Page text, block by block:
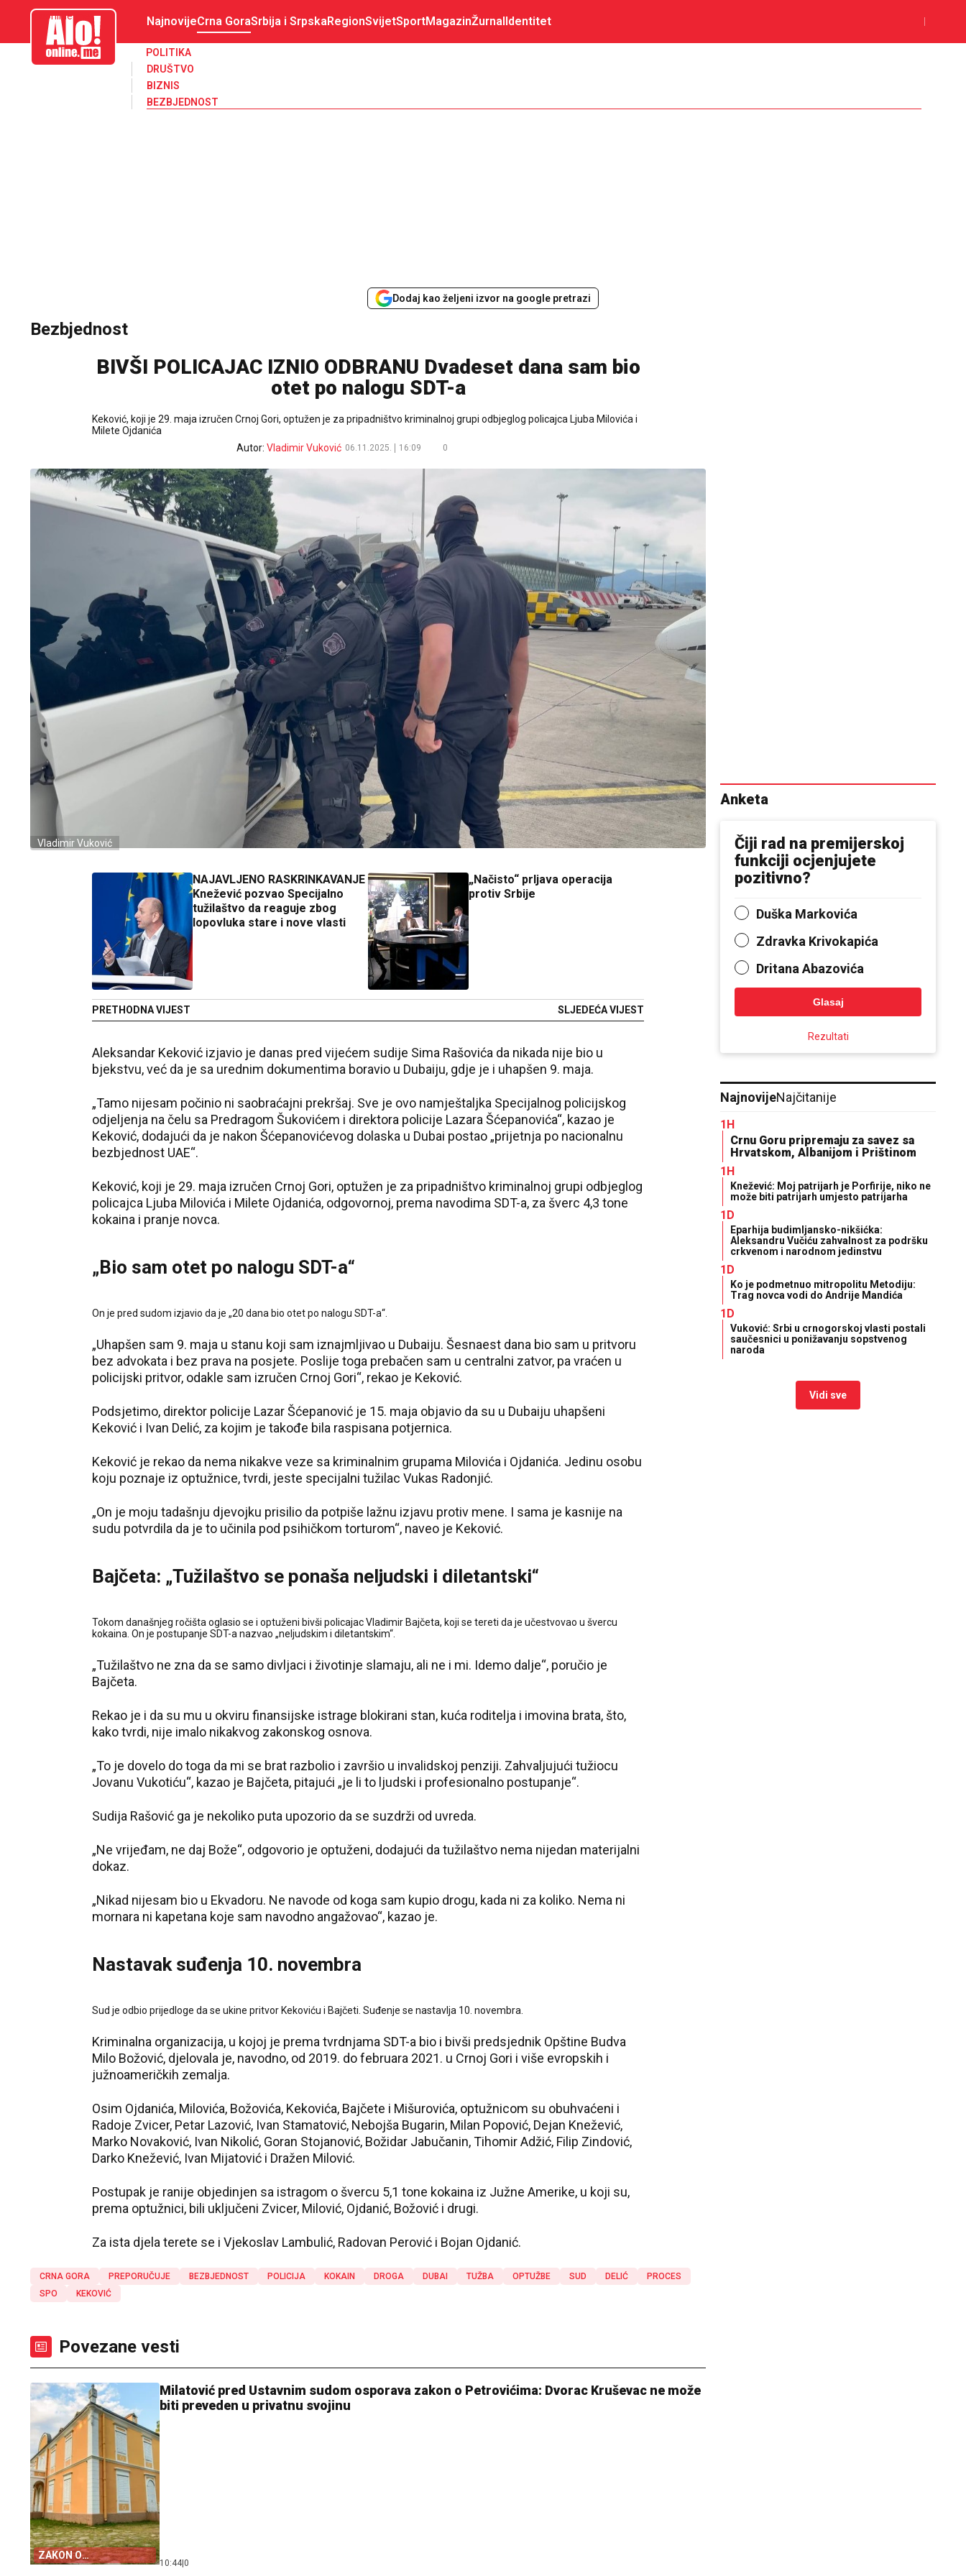
aloonline.me NajnovijeCrna GoraSrbija i SrpskaRegionSvijetSportMagazinŽurnalIdentitet
POLITIKA
DRUŠTVO
BIZNIS
BEZBJEDNOST
Dodaj kao željeni izvor na google pretrazi
Bezbjednost
BIVŠI POLICAJAC IZNIO ODBRANU Dvadeset dana sam bio
otet po nalogu SDT-a
Keković, koji je 29. maja izručen Crnoj Gori, optužen je za pripadništvo kriminalnoj grupi odbjeglog policajca Ljuba Milovića i
Milete Ojdanića
Autor: Vladimir Vuković 06.11.2025. 16:09 0
Vladimir Vuković
NAJAVLJENO RASKRINKAVANJE
Knežević pozvao Specijalno
tužilaštvo da reaguje zbog
lopovluka stare i nove vlasti
PRETHODNA VIJEST
„Načisto“ prljava operacija
protiv Srbije
SLJEDEĆA VIJEST
Aleksandar Keković izjavio je danas pred vijećem sudije Sima Rašovića da nikada nije bio u
bjekstvu, već da je sa urednim dokumentima boravio u Dubaiju, gdje je i uhapšen 9. maja.
„Tamo nijesam počinio ni saobraćajni prekršaj. Sve je ovo namještaljka Specijalnog policijskog
odjeljenja na čelu sa Predragom Šukovićem i direktora policije Lazara Šćepanovića“, kazao je
Keković, dodajući da je nakon Šćepanovićevog dolaska u Dubai postao „prijetnja po nacionalnu
bezbjednost UAE“.
Keković, koji je 29. maja izručen Crnoj Gori, optužen je za pripadništvo kriminalnoj grupi odbjeglog
policajca Ljuba Milovića i Milete Ojdanića, odgovornoj, prema navodima SDT-a, za šverc 4,3 tone
kokaina i pranje novca.
„Bio sam otet po nalogu SDT-a“
On je pred sudom izjavio da je „20 dana bio otet po nalogu SDT-a“.
„Uhapšen sam 9. maja u stanu koji sam iznajmljivao u Dubaiju. Šesnaest dana bio sam u pritvoru
bez advokata i bez prava na posjete. Poslije toga prebačen sam u centralni zatvor, pa vraćen u
policijski pritvor, odakle sam izručen Crnoj Gori“, rekao je Keković.
Podsjetimo, direktor policije Lazar Šćepanović je 15. maja objavio da su u Dubaiju uhapšeni
Keković i Ivan Delić, za kojim je takođe bila raspisana potjernica.
Keković je rekao da nema nikakve veze sa kriminalnim grupama Milovića i Ojdanića. Jedinu osobu
koju poznaje iz optužnice, tvrdi, jeste specijalni tužilac Vukas Radonjić.
„On je moju tadašnju djevojku prisilio da potpiše lažnu izjavu protiv mene. I sama je kasnije na
sudu potvrdila da je to učinila pod psihičkom torturom“, naveo je Keković.
Bajčeta: „Tužilaštvo se ponaša neljudski i diletantski“
Tokom današnjeg ročišta oglasio se i optuženi bivši policajac Vladimir Bajčeta, koji se tereti da je učestvovao u švercu
kokaina. On je postupanje SDT-a nazvao „neljudskim i diletantskim“.
„Tužilaštvo ne zna da se samo divljaci i životinje slamaju, ali ne i mi. Idemo dalje“, poručio je
Bajčeta.
Rekao je i da su mu u okviru finansijske istrage blokirani stan, kuća roditelja i imovina brata, što,
kako tvrdi, nije imalo nikakvog zakonskog osnova.
„To je dovelo do toga da mi se brat razbolio i završio u invalidskoj penziji. Zahvaljujući tužiocu
Jovanu Vukotiću“, kazao je Bajčeta, pitajući „je li to ljudski i profesionalno postupanje“.
Sudija Rašović ga je nekoliko puta upozorio da se suzdrži od uvreda.
„Ne vrijeđam, ne daj Bože“, odgovorio je optuženi, dodajući da tužilaštvo nema nijedan materijalni
dokaz.
„Nikad nijesam bio u Ekvadoru. Ne navode od koga sam kupio drogu, kada ni za koliko. Nema ni
mornara ni kapetana koje sam navodno angažovao“, kazao je.
Nastavak suđenja 10. novembra
Sud je odbio prijedloge da se ukine pritvor Kekoviću i Bajčeti. Suđenje se nastavlja 10. novembra.
Kriminalna organizacija, u kojoj je prema tvrdnjama SDT-a bio i bivši predsjednik Opštine Budva
Milo Božović, djelovala je, navodno, od 2019. do februara 2021. u Crnoj Gori i više evropskih i
južnoameričkih zemalja.
Osim Ojdanića, Milovića, Božovića, Kekovića, Bajčete i Mišurovića, optužnicom su obuhvaćeni i
Radoje Zvicer, Petar Lazović, Ivan Stamatović, Nebojša Bugarin, Milan Popović, Dejan Knežević,
Marko Novaković, Ivan Nikolić, Goran Stojanović, Božidar Jabučanin, Tihomir Adžić, Filip Zindović,
Darko Knežević, Ivan Mijatović i Dražen Milović.
Postupak je ranije objedinjen sa istragom o švercu 5,1 tone kokaina iz Južne Amerike, u koji su,
prema optužnici, bili uključeni Zvicer, Milović, Ojdanić, Božović i drugi.
Za ista djela terete se i Vjekoslav Lambulić, Radovan Perović i Bojan Ojdanić.
CRNA GORA PREPORUČUJE BEZBJEDNOST POLICIJA KOKAIN DROGA DUBAI TUŽBA OPTUŽBE SUD DELIĆ
PROCES
SPO
KEKOVIĆ
Povezane vesti
ZAKON O
PETROVIĆIMA
Milatović pred Ustavnim sudom osporava zakon o Petrovićima: Dvorac Kruševac ne može
biti preveden u privatnu svojinu
10:44 0
Anketa
Čiji rad na premijerskoj
funkciji ocjenjujete
pozitivno?
Duška Markovića
Zdravka Krivokapića
Dritana Abazovića
Glasaj
Rezultati
NajnovijeNajčitanije
1H
Crnu Goru pripremaju za savez sa
Hrvatskom, Albanijom i Prištinom
1H
Knežević: Moj patrijarh je Porfirije, niko ne
može biti patrijarh umjesto patrijarha
1D
Eparhija budimljansko-nikšićka:
Aleksandru Vučiću zahvalnost za podršku
crkvenom i narodnom jedinstvu
1D
Ko je podmetnuo mitropolitu Metodiju:
Trag novca vodi do Andrije Mandića
1D
Vuković: Srbi u crnogorskoj vlasti postali
saučesnici u ponižavanju sopstvenog
naroda
Vidi sve